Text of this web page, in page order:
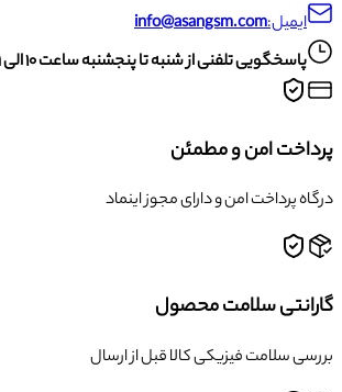
ایمیل:info@asangsm.com
پاسخگویی تلفنی از شنبه تا پنجشنبه ساعت ۱۰ الی ۱۹
پرداخت امن و مطمئن
درگاه پرداخت امن و دارای مجوز اینماد
گارانتی سلامت محصول
بررسی سلامت فیزیکی کالا قبل از ارسال